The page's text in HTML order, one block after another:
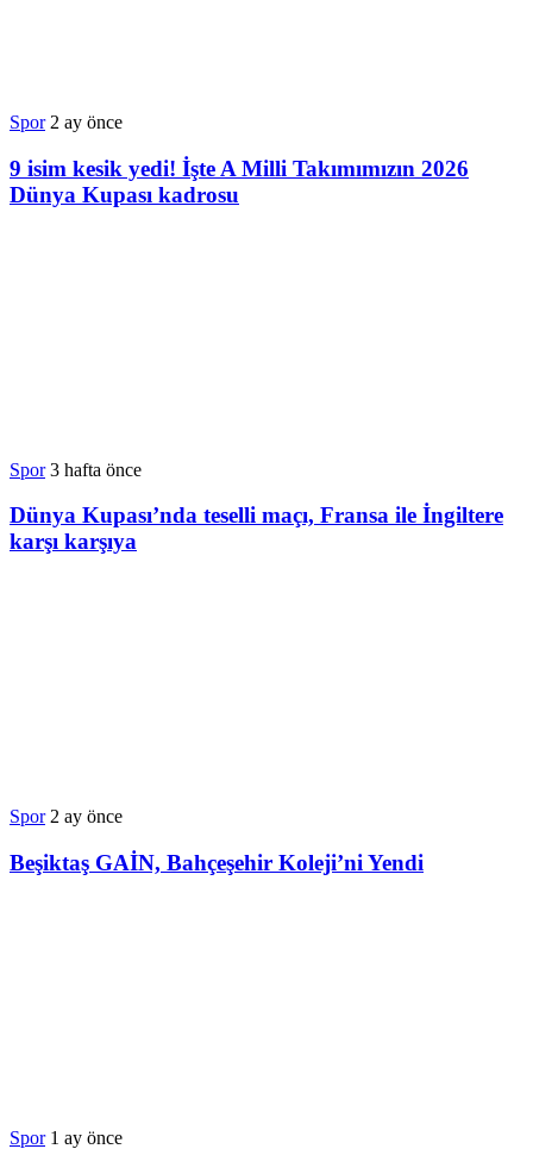
Spor 2 ay önce
9 isim kesik yedi! İşte A Milli Takımımızın 2026
Dünya Kupası kadrosu
Spor 3 hafta önce
Dünya Kupası’nda teselli maçı, Fransa ile İngiltere
karşı karşıya
Spor 2 ay önce
Beşiktaş GAİN, Bahçeşehir Koleji’ni Yendi
Spor 1 ay önce